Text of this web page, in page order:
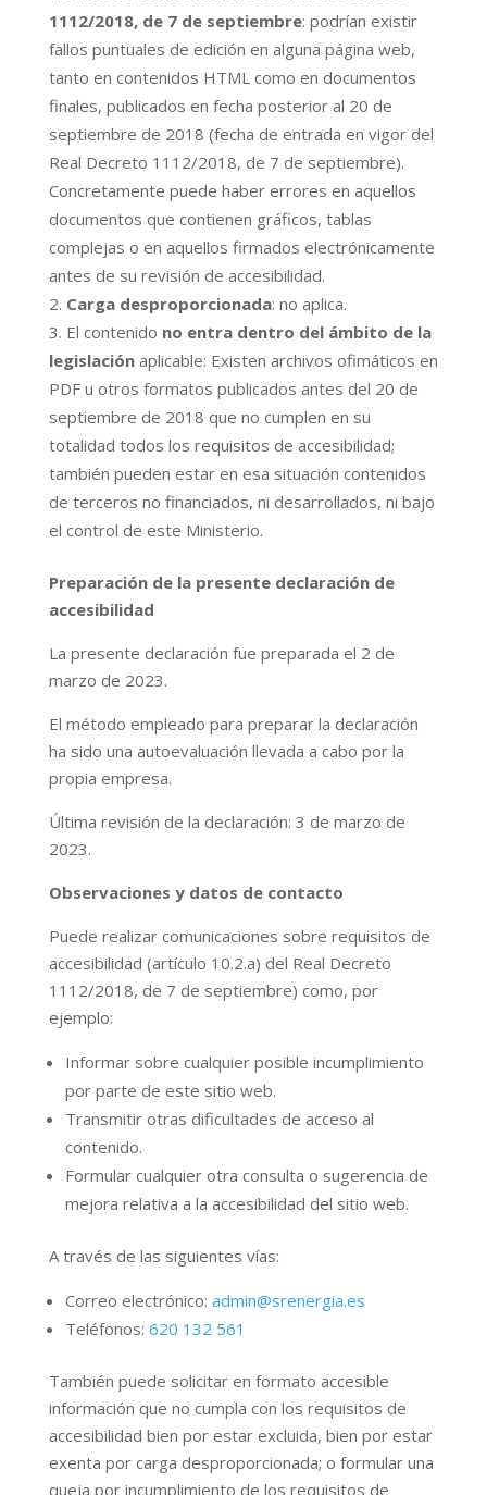
1112/2018, de 7 de septiembre: podrían existir
fallos puntuales de edición en alguna página web,
tanto en contenidos HTML como en documentos
finales, publicados en fecha posterior al 20 de
septiembre de 2018 (fecha de entrada en vigor del
Real Decreto 1112/2018, de 7 de septiembre).
Concretamente puede haber errores en aquellos
documentos que contienen gráficos, tablas
complejas o en aquellos firmados electrónicamente
antes de su revisión de accesibilidad.
Carga desproporcionada: no aplica.
El contenido no entra dentro del ámbito de la
legislación aplicable: Existen archivos ofimáticos en
PDF u otros formatos publicados antes del 20 de
septiembre de 2018 que no cumplen en su
totalidad todos los requisitos de accesibilidad;
también pueden estar en esa situación contenidos
de terceros no financiados, ni desarrollados, ni bajo
el control de este Ministerio.
Preparación de la presente declaración de
accesibilidad
La presente declaración fue preparada el 2 de
marzo de 2023.
El método empleado para preparar la declaración
ha sido una autoevaluación llevada a cabo por la
propia empresa.
Última revisión de la declaración: 3 de marzo de
2023.
Observaciones y datos de contacto
Puede realizar comunicaciones sobre requisitos de
accesibilidad (artículo 10.2.a) del Real Decreto
1112/2018, de 7 de septiembre) como, por
ejemplo:
Informar sobre cualquier posible incumplimiento
por parte de este sitio web.
Transmitir otras dificultades de acceso al
contenido.
Formular cualquier otra consulta o sugerencia de
mejora relativa a la accesibilidad del sitio web.
A través de las siguientes vías:
Correo electrónico: admin@srenergia.es
Teléfonos: 620 132 561
También puede solicitar en formato accesible
información que no cumpla con los requisitos de
accesibilidad bien por estar excluida, bien por estar
exenta por carga desproporcionada; o formular una
queja por incumplimiento de los requisitos de